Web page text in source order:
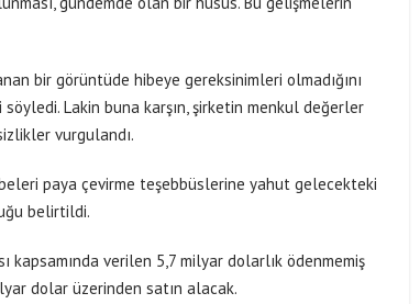
bir görüntüde hibeye gereksinimleri olmadığını
Lakin buna karşın, şirketin menkul değerler
vurgulandı.
paya çevirme teşebbüslerine yahut gelecekteki
belirtildi.
kapsamında verilen 5,7 milyar dolarlık ödenmemiş
dolar üzerinden satın alacak.